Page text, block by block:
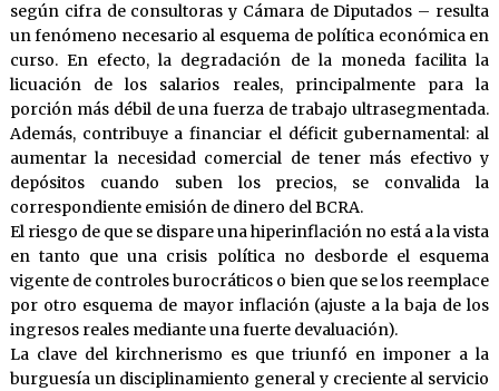
según cifra de consultoras y Cámara de Diputados – resulta
un fenómeno necesario al esquema de política económica en
curso. En efecto, la degradación de la moneda facilita la
licuación de los salarios reales, principalmente para la
porción más débil de una fuerza de trabajo ultrasegmentada.
Además, contribuye a financiar el déficit gubernamental: al
aumentar la necesidad comercial de tener más efectivo y
depósitos cuando suben los precios, se convalida la
correspondiente emisión de dinero del BCRA.
El riesgo de que se dispare una hiperinflación no está a la vista
en tanto que una crisis política no desborde el esquema
vigente de controles burocráticos o bien que se los reemplace
por otro esquema de mayor inflación (ajuste a la baja de los
ingresos reales mediante una fuerte devaluación).
La clave del kirchnerismo es que triunfó en imponer a la
burguesía un disciplinamiento general y creciente al servicio